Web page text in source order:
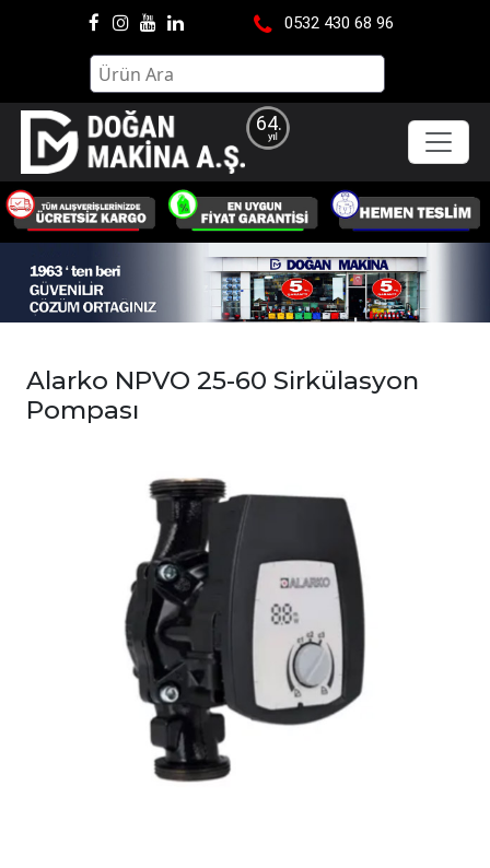
0532 430 68 96
64.
Alarko NPVO 25-60 Sirkülasyon
Pompası